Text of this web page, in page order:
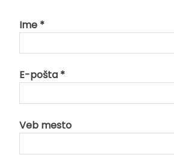
Ime *
E-pošta *
Veb mesto